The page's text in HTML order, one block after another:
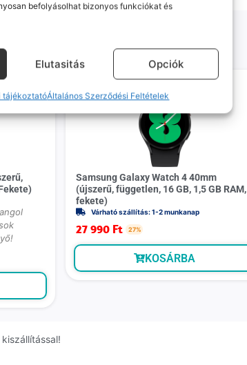
befolyásolhat bizonyos funkciókat és
Elutasitás Opciók
tájékoztatóÁltalános Szerződési Feltételek
is megnézték
Samsung Galaxy Watch 4 40mm
(újszerű, független, 16 GB, 1,5 GB RAM,
fekete)
Várható szállítás: 1-2 munkanap
27 990 Ft 27%
KOSÁRBA